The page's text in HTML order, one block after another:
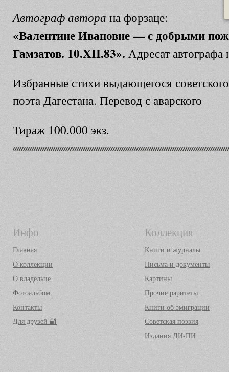
Автограф автора на форзаце:
«Валентине Ивановне — с добрыми
Гамзатов. 10.XII.83». Адресат автографа
Избранные стихи выдающегося
поэта Дагестана. Перевод с аварского
Тираж 100.000 экз.
Инфо
Главная
О коллекции
О владельце
Фотоальбом
Контакты
Для друзей 🔐
Коллекция
Книги и журналы
Письма и документы
Картины
Прочие раритеты
Книги об эмиграции
Советская поэзия
Издания ДИ-ПИ